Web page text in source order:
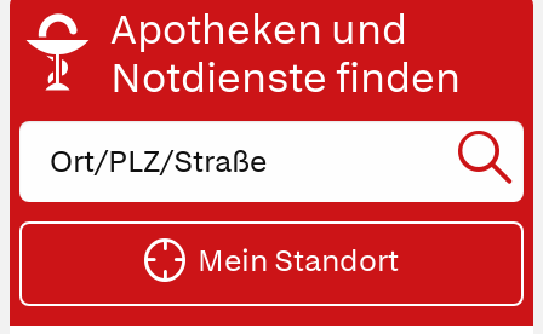
Apotheken und
Notdienste finden
Ort,
oder
Straße
Mein Standort